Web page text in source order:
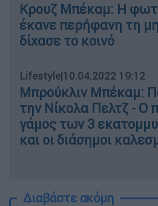
Κρουζ Μπέκαμ: Η
έκανε περήφανη τη
δίχασε το κοινό
Lifestyle|10.04.2022 19:12
Μπρούκλιν Μπέκαμ:
την Νίκολα Πελτζ - Ο
γάμος των 3
και οι διάσημοι
Διαβάστε ακόμη